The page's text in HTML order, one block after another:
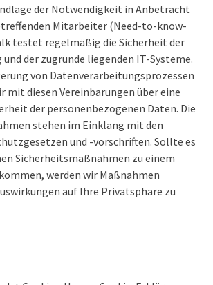
der Notwendigkeit in Anbetracht
Mitarbeiter (Need-to-know-
testet regelmäßig die Sicherheit der
der zugrunde liegenden IT-Systeme.
von Datenverarbeitungsprozessen
mit diesen Vereinbarungen über eine
der personenbezogenen Daten. Die
stehen im Einklang mit den
und -vorschriften. Sollte es
Sicherheitsmaßnahmen zu einem
werden wir Maßnahmen
auf Ihre Privatsphäre zu